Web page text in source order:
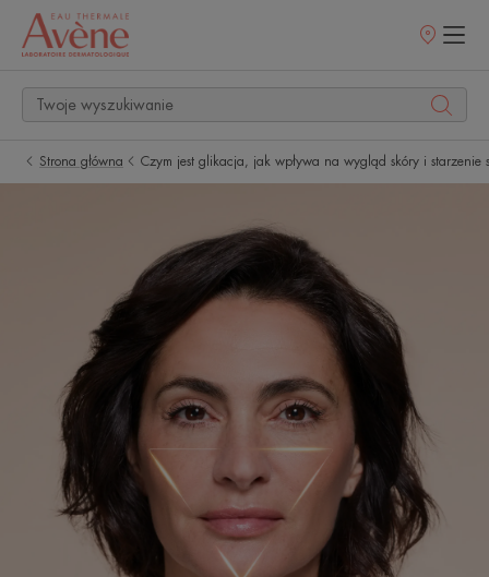
Punkty
Strona główna Czym jest glikacja, jak wpływa na wygląd skóry i starzenie